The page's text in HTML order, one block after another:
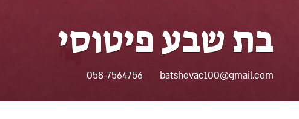
בת שבע פיטוסי
batshevac100@gmail.com
058-7564756